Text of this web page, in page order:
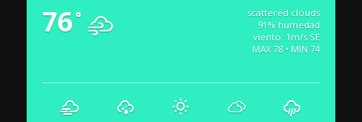
76°
scattered clouds
91% humedad
viento: 1m/s SE
MAX 78 • MIN 74